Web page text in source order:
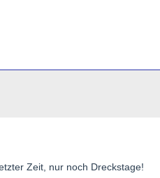
Zeit, nur noch Dreckstage!